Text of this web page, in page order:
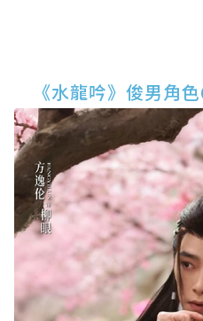
《水龍吟》俊男角